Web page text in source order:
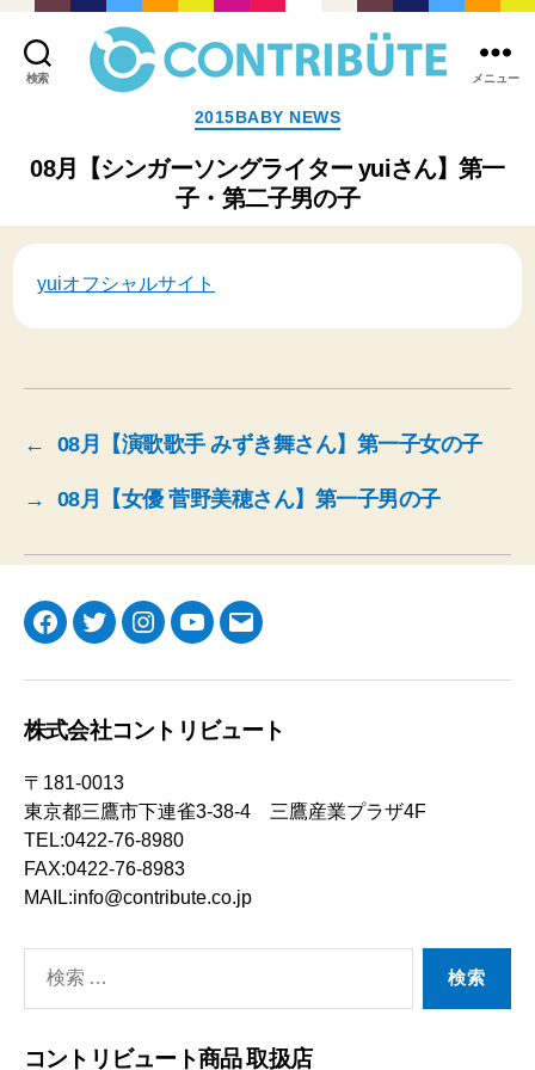
検索
式
社
コ
ン
ト
(
)
メニュー
カ
テ
ゴ
リ
ー
2015BABY NEWS
08月【シンガーソングライター yuiさん】第一
子・第二子男の子
yuiオフシャルサイト
← 08月【演歌歌手 みずき舞さん】第一子女の子
→ 08月【女優 菅野美穂さん】第一子男の子
Facebook
TwitterInstagramYouTube
メ
株式会社コントリビュート
〒181-0013
東京都三鷹市下連雀3-38-4 三鷹産業プラザ4F
TEL:0422-76-8980
FAX:0422-76-8983
MAIL:info@contribute.co.jp
索
コントリビュート商品 取扱店